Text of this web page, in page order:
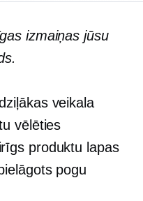
izmaiņas jūsu
veikala
vēlēties
produktu lapas
pogu